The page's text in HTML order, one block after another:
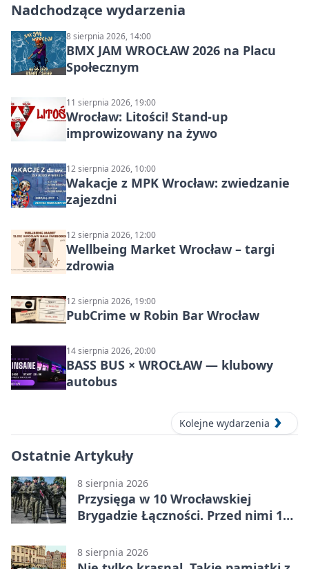
Nadchodzące wydarzenia
8 sierpnia 2026, 14:00
BMX JAM WROCŁAW 2026 na Placu
Społecznym
11 sierpnia 2026, 19:00
Wrocław: Litości! Stand-up
improwizowany na żywo
12 sierpnia 2026, 10:00
Wakacje z MPK Wrocław: zwiedzanie
zajezdni
12 sierpnia 2026, 12:00
Wellbeing Market Wrocław – targi
zdrowia
12 sierpnia 2026, 19:00
PubCrime w Robin Bar Wrocław
14 sierpnia 2026, 20:00
BASS BUS × WROCŁAW — klubowy
autobus
Kolejne wydarzenia
Ostatnie Artykuły
8 sierpnia 2026
Przysięga w 10 Wrocławskiej
Brygadzie Łączności. Przed nimi 11
8 sierpnia 2026